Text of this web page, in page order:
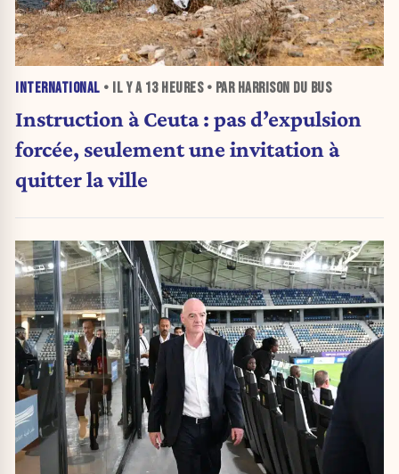
INTERNATIONAL • IL Y A 13 HEURES• PAR HARRISON DU BUS
Instruction à Ceuta : pas d’expulsion
forcée, seulement une invitation à
quitter la ville